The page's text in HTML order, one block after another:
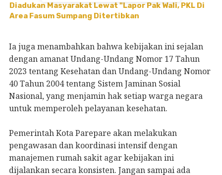
Diadukan Masyarakat Lewat "Lapor Pak Wali, PKL Di
Area Fasum Sumpang Ditertibkan
Ia juga menambahkan bahwa kebijakan ini sejalan
dengan amanat Undang-Undang Nomor 17 Tahun
2023 tentang Kesehatan dan Undang-Undang Nomor
40 Tahun 2004 tentang Sistem Jaminan Sosial
Nasional, yang menjamin hak setiap warga negara
untuk memperoleh pelayanan kesehatan.
Pemerintah Kota Parepare akan melakukan
pengawasan dan koordinasi intensif dengan
manajemen rumah sakit agar kebijakan ini
dijalankan secara konsisten. Jangan sampai ada